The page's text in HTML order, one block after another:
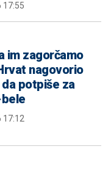
17:55
im zagorčamo
nagovorio
potpiše za
17:12